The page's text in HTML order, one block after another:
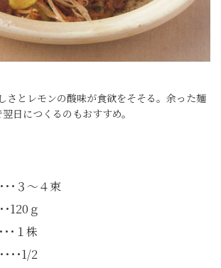
さとレモンの酸味が食欲をそそる。余った麺
日につくるのもおすすめ。
･･３〜４束
120ｇ
･･１株
･･･1/2